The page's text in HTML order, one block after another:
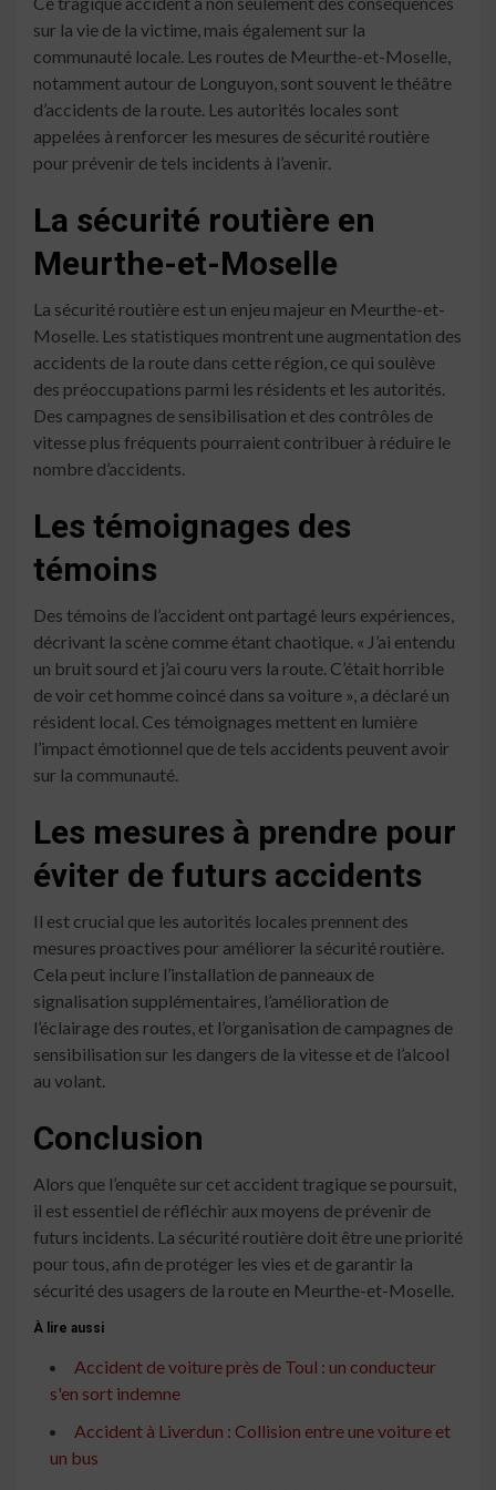
sur la vie de la victime, mais également sur la
communauté locale. Les routes de Meurthe-et-Moselle,
notamment autour de Longuyon, sont souvent le théâtre
d’accidents de la route. Les autorités locales sont
appelées à renforcer les mesures de sécurité routière
pour prévenir de tels incidents à l’avenir.
La sécurité routière en
Meurthe-et-Moselle
La sécurité routière est un enjeu majeur en Meurthe-et-
Moselle. Les statistiques montrent une augmentation des
accidents de la route dans cette région, ce qui soulève
des préoccupations parmi les résidents et les autorités.
Des campagnes de sensibilisation et des contrôles de
vitesse plus fréquents pourraient contribuer à réduire le
nombre d’accidents.
Les témoignages des
témoins
Des témoins de l’accident ont partagé leurs expériences,
décrivant la scène comme étant chaotique. « J’ai entendu
un bruit sourd et j’ai couru vers la route. C’était horrible
de voir cet homme coincé dans sa voiture », a déclaré un
résident local. Ces témoignages mettent en lumière
l’impact émotionnel que de tels accidents peuvent avoir
sur la communauté.
Les mesures à prendre pour
éviter de futurs accidents
Il est crucial que les autorités locales prennent des
mesures proactives pour améliorer la sécurité routière.
Cela peut inclure l’installation de panneaux de
signalisation supplémentaires, l’amélioration de
l’éclairage des routes, et l’organisation de campagnes de
sensibilisation sur les dangers de la vitesse et de l’alcool
au volant.
Conclusion
Alors que l’enquête sur cet accident tragique se poursuit,
il est essentiel de réfléchir aux moyens de prévenir de
futurs incidents. La sécurité routière doit être une priorité
pour tous, afin de protéger les vies et de garantir la
sécurité des usagers de la route en Meurthe-et-Moselle.
À lire aussi
Accident de voiture près de Toul : un conducteur
s'en sort indemne
Accident à Liverdun : Collision entre une voiture et
un bus